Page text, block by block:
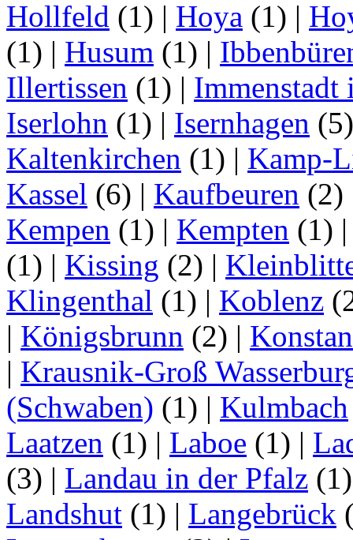
Hollfeld (1) | Hoya (1) |
(1) | Husum (1) |
Illertissen (1) | Immenstadt
Iserlohn (1) | Isernhagen
Kaltenkirchen (1) | Kamp-
Kassel (6) | Kaufbeuren (2)
Kempen (1) | Kempten (1)
(1) | Kissing (2) |
Klingenthal (1) | Koblenz
| Königsbrunn (2) |
| Krausnik-Groß
(Schwaben) (1) | Kulmbach
Laatzen (1) | Laboe (1) |
(3) | Landau in der Pfalz
Landshut (1) | Langebrück